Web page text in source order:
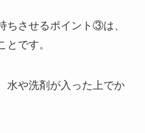
ちさせるポイント③は、
です。
水や洗剤が入った上でか